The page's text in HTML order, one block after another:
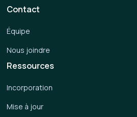
Ressources
Incorporation
Mise à jour
Contact
Équipe
Nous joindre